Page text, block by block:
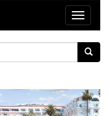
Toggle